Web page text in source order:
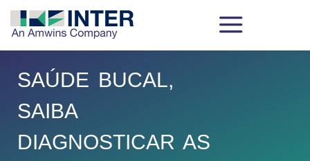
SAÚDE BUCAL,
SAIBA
DIAGNOSTICAR AS